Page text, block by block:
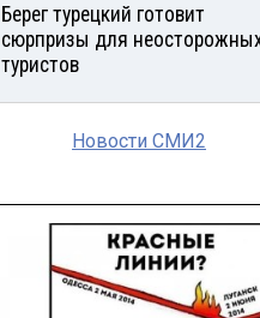
Берег турецкий готовит
сюрпризы для
туристов
Новости СМИ2